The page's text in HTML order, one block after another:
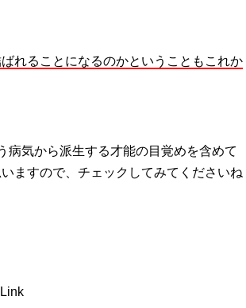
れることになるのかということもこれか
病気から派生する才能の目覚めを含めて
ますので、チェックしてみてくださいね